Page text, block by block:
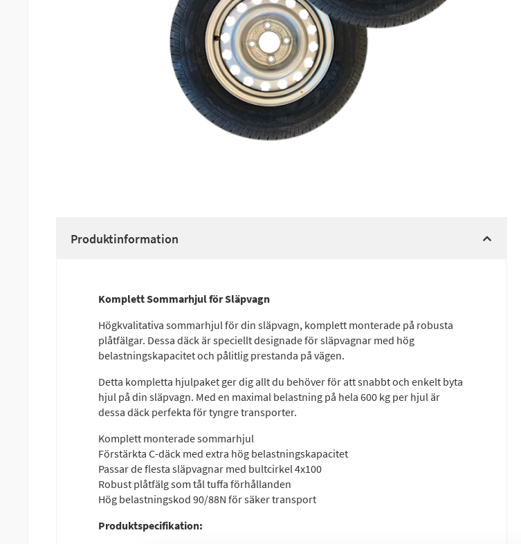
Produktinformation
Komplett Sommarhjul för Släpvagn
Högkvalitativa sommarhjul för din släpvagn, komplett monterade på robusta
plåtfälgar. Dessa däck är speciellt designade för släpvagnar med hög
belastningskapacitet och pålitlig prestanda på vägen.
Detta kompletta hjulpaket ger dig allt du behöver för att snabbt och enkelt byta
hjul på din släpvagn. Med en maximal belastning på hela 600 kg per hjul är
dessa däck perfekta för tyngre transporter.
Komplett monterade sommarhjul
Förstärkta C-däck med extra hög belastningskapacitet
Passar de flesta släpvagnar med bultcirkel 4x100
Robust plåtfälg som tål tuffa förhållanden
Hög belastningskod 90/88N för säker transport
Produktspecifikation: